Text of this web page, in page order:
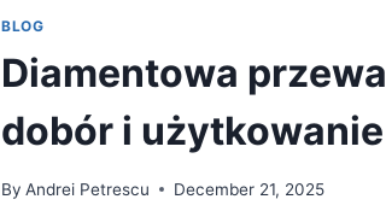
BLOG
Diamentowa
dobór i
By Andrei Petrescu December 21, 2025